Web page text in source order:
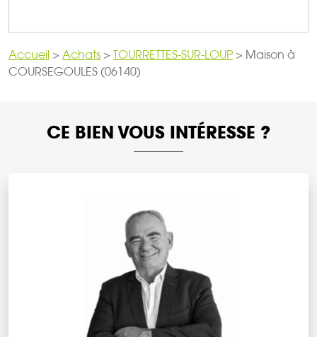
Accueil > Achats > TOURRETTES-SUR-LOUP > Maison à
COURSEGOULES (06140)
CE BIEN VOUS INTÉRESSE ?